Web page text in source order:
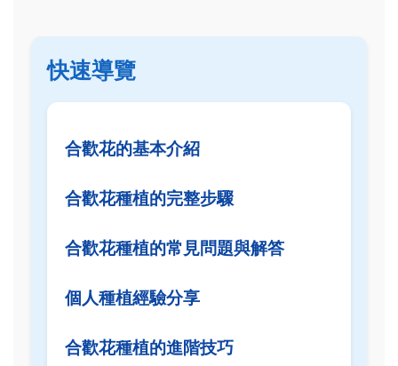
快速導覽
合歡花的基本介紹
合歡花種植的完整步驟
合歡花種植的常見問題與解答
個人種植經驗分享
合歡花種植的進階技巧